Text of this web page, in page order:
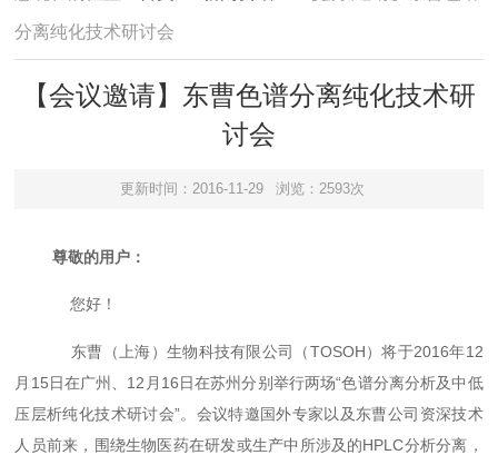
分离纯化技术研讨会
【会议邀请】东曹色谱分离纯化技术研
讨会
更新时间：2016-11-29 浏览：2593次
尊敬的用户：
您好！
东曹（上海）生物科技有限公司（TOSOH）将于2016年12
月15日在广州、12月16日在苏州分别举行两场“色谱分离分析及中低
压层析纯化技术研讨会”。会议特邀国外专家以及东曹公司资深技术
人员前来，围绕生物医药在研发或生产中所涉及的HPLC分析分离，